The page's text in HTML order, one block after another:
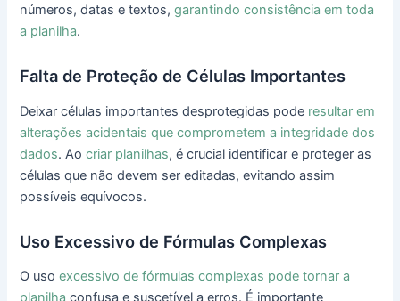
números, datas e textos,garantindo consistência em toda
a planilha.
Falta de Proteção de Células Importantes
Deixar células importantes desprotegidas pode resultar em
alterações acidentais que comprometem a integridade dos
dados. Aocriar planilhas, é crucial identificar e proteger as
células que não devem ser editadas, evitando assim
possíveis equívocos.
Uso Excessivo de Fórmulas Complexas
O usoexcessivo de fórmulas complexas pode tornar a